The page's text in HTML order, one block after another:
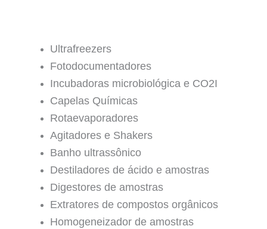
Ultrafreezers
Fotodocumentadores
Incubadoras microbiológica e CO2I
Capelas Químicas
Rotaevaporadores
Agitadores e Shakers
Banho ultrassônico
Destiladores de ácido e amostras
Digestores de amostras
Extratores de compostos orgânicos
Homogeneizador de amostras